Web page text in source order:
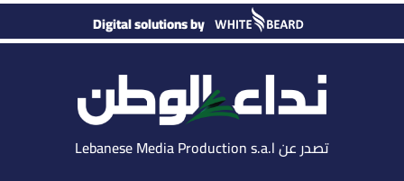
Digital solutions by
تصدر عن Lebanese Media Production s.a.l